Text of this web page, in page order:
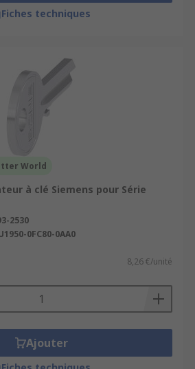
Fiches techniques
World
à clé Siemens pour Série
2530
0FC80-0AA0
8,26 €/unité
Ajouter